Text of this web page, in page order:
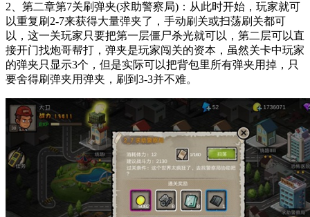
2、第二章第7关刷弹夹(求助警察局)：从此时开始，玩家就可
以重复刷2-7来获得大量弹夹了，手动刷关或扫荡刷关都可
以，这一关玩家只要把第一层僵尸杀光就可以，第二层可以直
接开门找炮哥帮打，弹夹是玩家闯关的资本，虽然关卡中玩家
的弹夹只显示3个，但是实际可以把背包里所有弹夹用掉，只
要舍得刷弹夹用弹夹，刷到3-3并不难。